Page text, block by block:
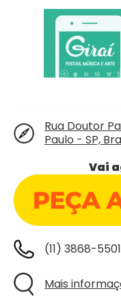
Rua Doutor
Paulo - SP,
Vai
(11) 3868-5501
Mais